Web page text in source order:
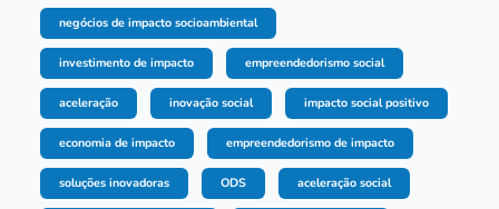
negócios de impacto socioambiental
investimento de impacto empreendedorismo social
aceleração inovação social impacto social positivo
economia de impacto empreendedorismo de impacto
soluções inovadoras ODS aceleração social